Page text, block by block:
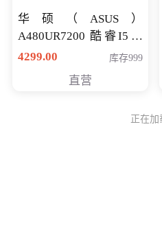
华硕（ASUS）
A480UR7200 酷睿I5超
薄学生办公游戏独显笔
NV930-2G独
4299.00 库存999
直营
正在加